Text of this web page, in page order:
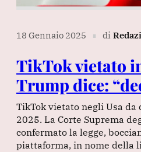
18 Gennaio 2025 ∎ di
TikTok vietato
Trump dice:
TikTok vietato negli Usa da
2025. La Corte Suprema
confermato la legge,
piattaforma, in nome della